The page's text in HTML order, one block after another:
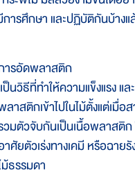
รศึกษา และปฏิบัติกันบ้างแ
ารอัดพลาสติก
เป็นวิธีที่ทำให้ความแข็งแรง แ
ลาสติกเข้าไปในไม้ตั้งแต่เมื่
วมตัวจับกันเป็นเนื้อพลาสติก
าศัยตัวเร่งทางเคมี หรือฉา
ม้ธรรมดา